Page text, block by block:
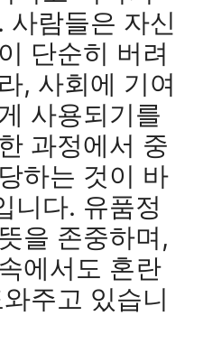
사람들은 자신
단순히 버려
, 사회에 기여
사용되기를
과정에서 중
하는 것이 바
니다. 유품정
을 존중하며,
에서도 혼란
주고 있습니